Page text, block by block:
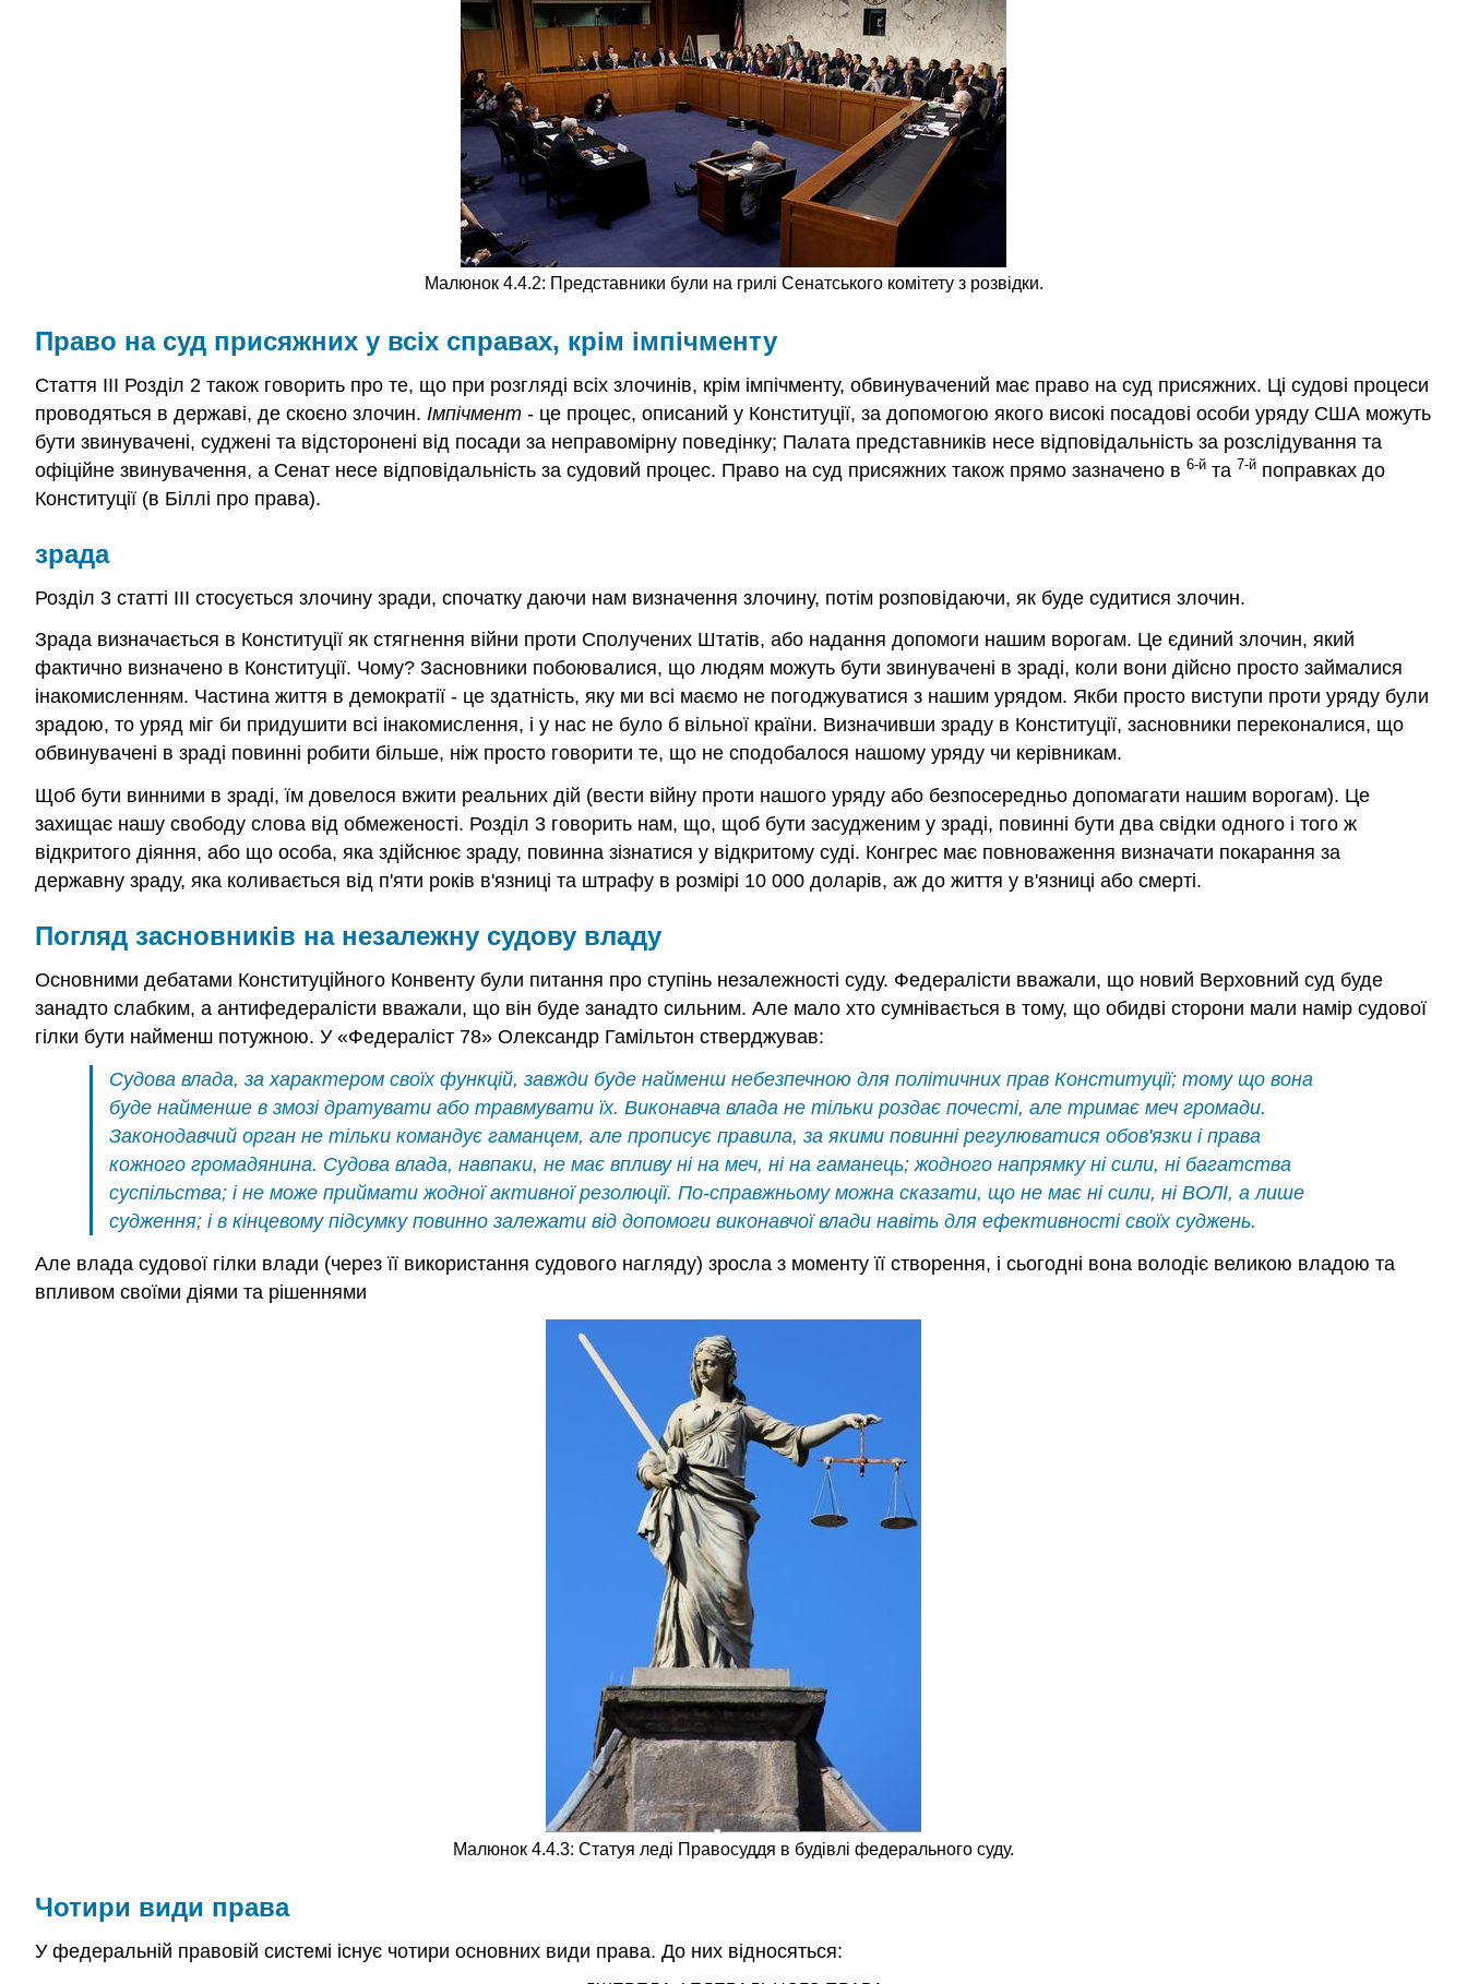
Малюнок 4.4.2: Представники були на грилі Сенатського комітету з розвідки.
Право на суд присяжних у всіх справах, крім імпічменту
Стаття III Розділ 2 також говорить про те, що при розгляді всіх злочинів, крім імпічменту, обвинувачений має право на суд присяжних. Ці судові процеси
проводяться в державі, де скоєно злочин. Імпічмент - це процес, описаний у Конституції, за допомогою якого високі посадові особи уряду США можуть
бути звинувачені, суджені та відсторонені від посади за неправомірну поведінку; Палата представників несе відповідальність за розслідування та
офіційне звинувачення, а Сенат несе відповідальність за судовий процес. Право на суд присяжних також прямо зазначено в 6-й та 7-й поправках до
Конституції (в Біллі про права).
зрада
Розділ 3 статті III стосується злочину зради, спочатку даючи нам визначення злочину, потім розповідаючи, як буде судитися злочин.
Зрада визначається в Конституції як стягнення війни проти Сполучених Штатів, або надання допомоги нашим ворогам. Це єдиний злочин, який
фактично визначено в Конституції. Чому? Засновники побоювалися, що людям можуть бути звинувачені в зраді, коли вони дійсно просто займалися
інакомисленням. Частина життя в демократії - це здатність, яку ми всі маємо не погоджуватися з нашим урядом. Якби просто виступи проти уряду були
зрадою, то уряд міг би придушити всі інакомислення, і у нас не було б вільної країни. Визначивши зраду в Конституції, засновники переконалися, що
обвинувачені в зраді повинні робити більше, ніж просто говорити те, що не сподобалося нашому уряду чи керівникам.
Щоб бути винними в зраді, їм довелося вжити реальних дій (вести війну проти нашого уряду або безпосередньо допомагати нашим ворогам). Це
захищає нашу свободу слова від обмеженості. Розділ 3 говорить нам, що, щоб бути засудженим у зраді, повинні бути два свідки одного і того ж
відкритого діяння, або що особа, яка здійснює зраду, повинна зізнатися у відкритому суді. Конгрес має повноваження визначати покарання за
державну зраду, яка коливається від п'яти років в'язниці та штрафу в розмірі 10 000 доларів, аж до життя у в'язниці або смерті.
Погляд засновників на незалежну судову владу
Основними дебатами Конституційного Конвенту були питання про ступінь незалежності суду. Федералісти вважали, що новий Верховний суд буде
занадто слабким, а антифедералісти вважали, що він буде занадто сильним. Але мало хто сумнівається в тому, що обидві сторони мали намір судової
гілки бути найменш потужною. У «Федераліст 78» Олександр Гамільтон стверджував:
Судова влада, за характером своїх функцій, завжди буде найменш небезпечною для політичних прав Конституції; тому що вона
буде найменше в змозі дратувати або травмувати їх. Виконавча влада не тільки роздає почесті, але тримає меч громади.
Законодавчий орган не тільки командує гаманцем, але прописує правила, за якими повинні регулюватися обов'язки і права
кожного громадянина. Судова влада, навпаки, не має впливу ні на меч, ні на гаманець; жодного напрямку ні сили, ні багатства
суспільства; і не може приймати жодної активної резолюції. По-справжньому можна сказати, що не має ні сили, ні ВОЛІ, а лише
судження; і в кінцевому підсумку повинно залежати від допомоги виконавчої влади навіть для ефективності своїх суджень.
Але влада судової гілки влади (через її використання судового нагляду) зросла з моменту її створення, і сьогодні вона володіє великою владою та
впливом своїми діями та рішеннями
Малюнок 4.4.3: Статуя леді Правосуддя в будівлі федерального суду.
Чотири види права
У федеральній правовій системі існує чотири основних види права. До них відносяться: